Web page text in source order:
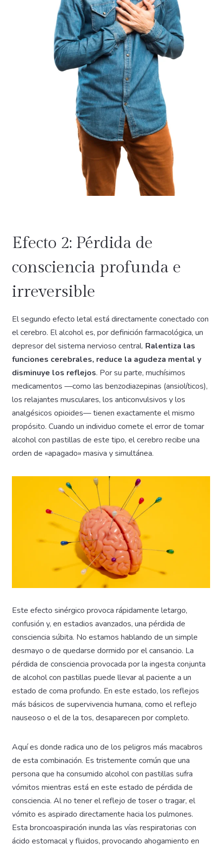
Efecto 2: Pérdida de
consciencia profunda e
irreversible
El segundo efecto letal está directamente conectado con
el cerebro. El alcohol es, por definición farmacológica, un
depresor del sistema nervioso central. Ralentiza las
funciones cerebrales, reduce la agudeza mental y
disminuye los reflejos. Por su parte, muchísimos
medicamentos —como las benzodiazepinas (ansiolíticos),
los relajantes musculares, los anticonvulsivos y los
analgésicos opioides— tienen exactamente el mismo
propósito. Cuando un individuo comete el error de tomar
alcohol con pastillas de este tipo, el cerebro recibe una
orden de «apagado» masiva y simultánea.
Este efecto sinérgico provoca rápidamente letargo,
confusión y, en estadios avanzados, una pérdida de
consciencia súbita. No estamos hablando de un simple
desmayo o de quedarse dormido por el cansancio. La
pérdida de consciencia provocada por la ingesta conjunta
de alcohol con pastillas puede llevar al paciente a un
estado de coma profundo. En este estado, los reflejos
más básicos de supervivencia humana, como el reflejo
nauseoso o el de la tos, desaparecen por completo.
Aquí es donde radica uno de los peligros más macabros
de esta combinación. Es tristemente común que una
persona que ha consumido alcohol con pastillas sufra
vómitos mientras está en este estado de pérdida de
consciencia. Al no tener el reflejo de toser o tragar, el
vómito es aspirado directamente hacia los pulmones.
Esta broncoaspiración inunda las vías respiratorias con
ácido estomacal y fluidos, provocando ahogamiento en